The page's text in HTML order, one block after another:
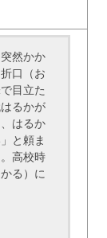
然かか
口（お
目立た
るかが
はるか
と頼ま
高校時
る）に